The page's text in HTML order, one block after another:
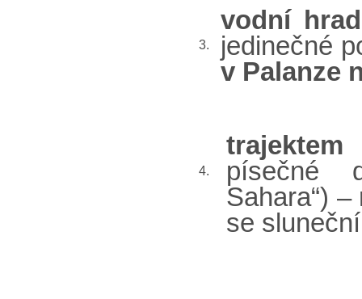
3.
vodní
jedinečné
v Palanze
4.
písečné
Sahara“)
se